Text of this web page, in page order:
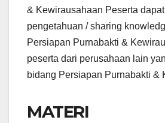
& Kewirausahaan Peserta
pengetahuan / sharing
Persiapan Purnabakti &
peserta dari perusahaan lain
bidang Persiapan Purnabakti &
MATERI